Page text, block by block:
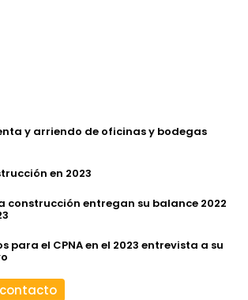
y arriendo de oficinas y bodegas
en 2023
construcción entregan su balance 2022
para el CPNA en el 2023 entrevista a su